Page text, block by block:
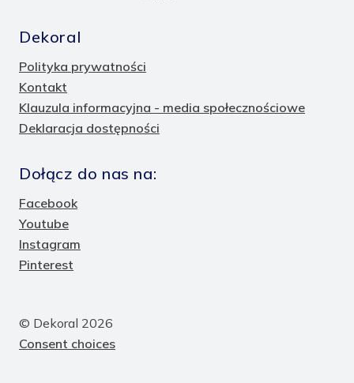
Dekoral
Polityka prywatności
Kontakt
Klauzula informacyjna - media społecznościowe
Deklaracja dostępności
Dołącz do nas na:
Facebook
Youtube
Instagram
Pinterest
© Dekoral 2026
Consent choices